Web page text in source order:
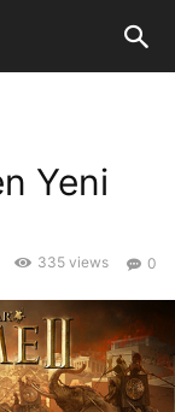
Yeni
0
335 views